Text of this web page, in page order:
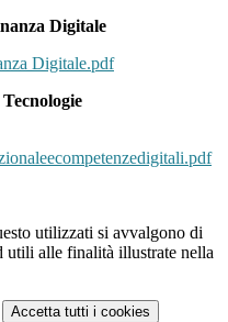
Digitale
Digitale.pdf
utilizzati si avvalgono di
utili alle finalità illustrate nella
Accetta tutti i cookies